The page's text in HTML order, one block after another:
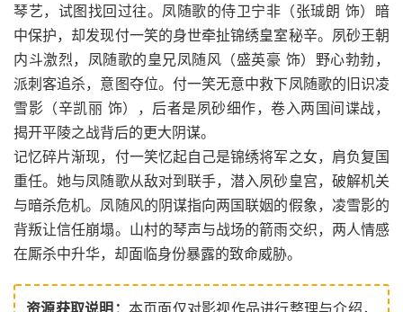
琴艺，试图找回过往。凤随歌的侍卫宁非（张珹朗 饰）暗
中保护，却发现付一笑的身世牵扯锦绣皇室秘辛。夙砂王朝
内斗激烈，凤随歌的皇兄凤随风（盛英豪 饰）野心勃勃，
派刺客追杀，意图夺位。付一笑无意中救下凤随歌的旧识凌
雪影（辛凯丽 饰），后者是夙砂细作，卷入两国间谍战，
揭开平陵之战背后的更大阴谋。
记忆碎片渐现，付一笑忆起自己是锦绣将军之女，肩负复国
重任。她与凤随歌从敌对到联手，潜入夙砂皇宫，破解机关
与暗杀危机。凤随风的阴谋指向两国联姻的假象，凌雪影的
背叛让信任崩塌。山村的琴声与战场的箭雨交织，两人情感
在厮杀中升华，却面临身份暴露的致命威胁。